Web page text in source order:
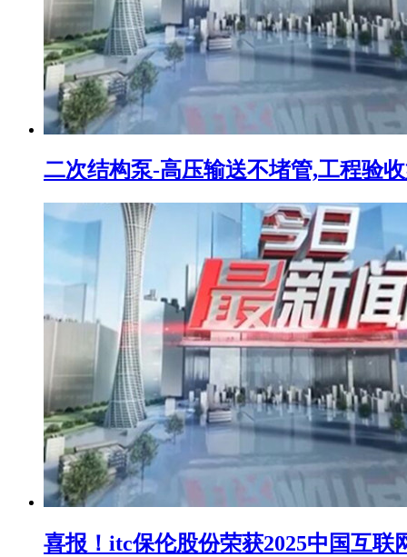
二次结构泵-高压输送不堵管,工程验
喜报！itc保伦股份荣获2025中国互联